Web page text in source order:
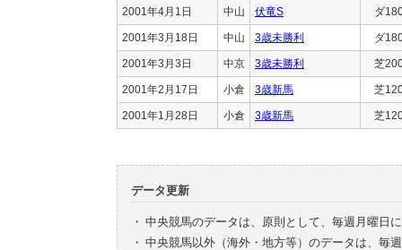
2001年4月1日 中山 伏竜S ダ
2001年3月18日 中山 3歳未勝利 ダ
2001年3月3日 中京 3歳未勝利 芝
2001年2月17日 小倉 3歳新馬 芝
2001年1月28日 小倉 3歳新馬 芝
データ更新
・ 中央競馬のデータは、原則として、毎週月曜日
・ 中央競馬以外（海外・地方等）のデータは、毎